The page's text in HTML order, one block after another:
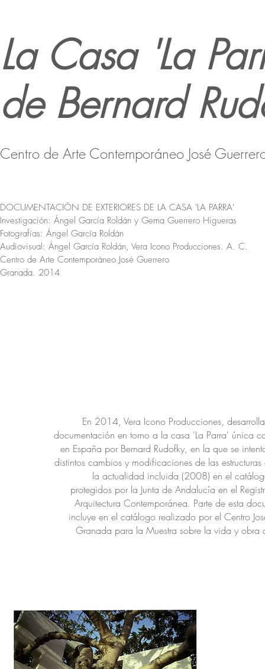
La Casa 'La
de Bernard
Centro de Arte Contemporáneo José
DOCUMENTACIÓN DE EXTERIORES DE LA CASA 'LA PARRA'
Investigación: Ángel García Roldán y Gema Guerrero Higueras
Fotografías: Ángel García Roldán
Audiovisual: Ángel García Roldán, Vera Icono Producciones. A. C.
Centro de Arte Contemporáneo José Guerrero
Granada. 2014
En 2014, Vera Icono Producciones,
documentación en torno a la casa 'La Parra' única
en España por Bernard Rudofky, en la que se
distintos cambios y modificaciones de las
la actualidad incluida (2008) en el
protegidos por la Junta de Andalucía en el
Arquitectura Contemporánea. Parte de esta
incluye en el catálogo realizado por el Centro
Granada para la Muestra sobre la vida y obra